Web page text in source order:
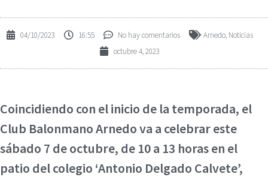
04/10/2023 16:55 No hay comentarios Arnedo, Noticias
octubre 4, 2023
Coincidiendo con el inicio de la temporada, el
Club Balonmano Arnedo va a celebrar este
sábado 7 de octubre, de 10 a 13 horas en el
patio del colegio ‘Antonio Delgado Calvete’,